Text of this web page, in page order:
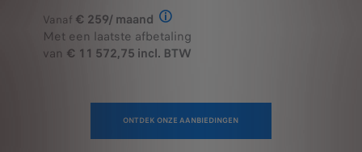
€ 259/ maand
Illustratief voorbeeld van het
Met een laatste afbetaling
van € 11 572,75 incl. BTW